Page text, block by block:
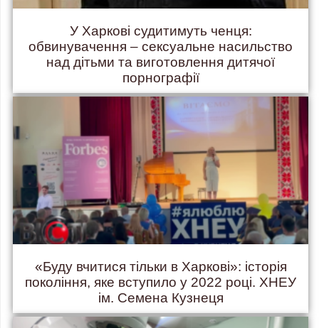
У Харкові судитимуть ченця:
обвинувачення – сексуальне насильство
над дітьми та виготовлення дитячої
порнографії
«Буду вчитися тільки в Харкові»: історія
покоління, яке вступило у 2022 році. ХНЕУ
ім. Семена Кузнеця